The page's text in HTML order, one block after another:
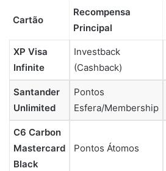
Cartão
Recompensa
Principal
XP Visa
Infinite
Investback
(Cashback)
Santander
Unlimited
Pontos
Esfera/Membership
C6 Carbon
Mastercard
Black
Pontos Átomos